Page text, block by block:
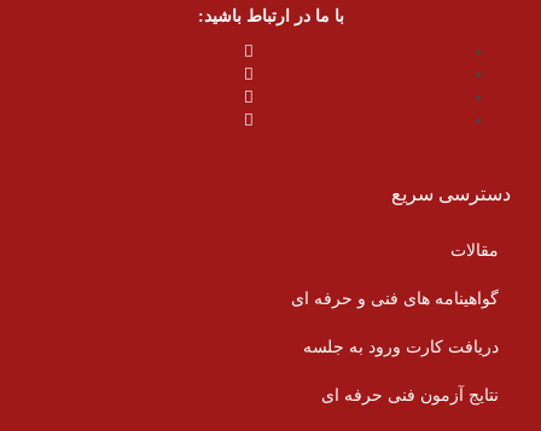
با ما در ارتباط باشید:
دسترسی سریع
مقالات
گواهینامه های فنی و حرفه ای
دریافت کارت ورود به جلسه
نتایج آزمون فنی حرفه ای